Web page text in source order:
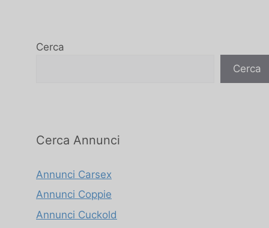
Cerca
Cerca
Cerca Annunci
Annunci Carsex
Annunci Coppie
Annunci Cuckold